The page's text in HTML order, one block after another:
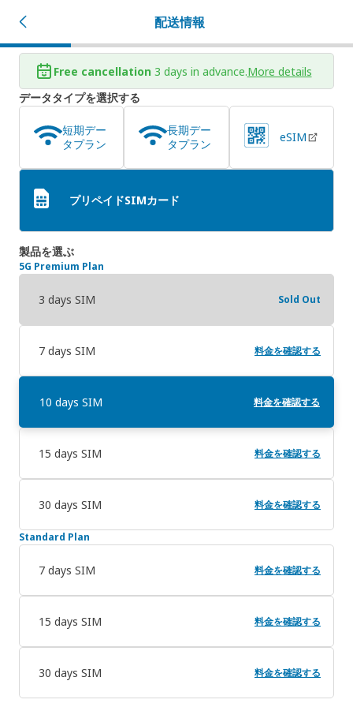
配送情報
Free cancellation 3 days in advance.More details
データタイプを選択する
短期デー
タプラン
長期デー
タプラン
eSIM
プリペイドSIMカード
製品を選ぶ
5G Premium Plan
3 days SIM Sold Out
7 days SIM 料金を確認する
10 days SIM 料金を確認する
15 days SIM 料金を確認する
30 days SIM 料金を確認する
Standard Plan
7 days SIM 料金を確認する
15 days SIM 料金を確認する
30 days SIM 料金を確認する